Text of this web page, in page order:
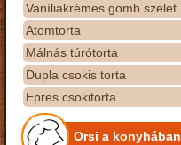
Vaníliakrémes gomb szelet
Atomtorta
Málnás túrótorta
Dupla csokis torta
Epres csokitorta
Orsi a konyhában